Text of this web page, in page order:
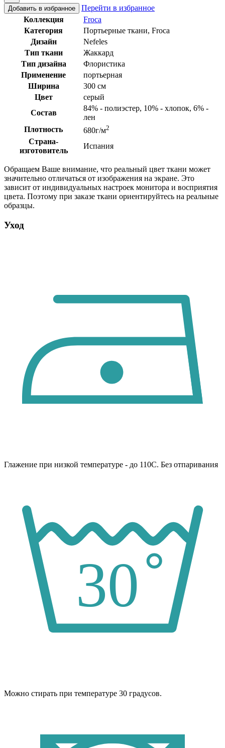
Добавить в избранное
Перейти в избранное
Коллекция
Froca
Категория
Портьерные ткани, Froca
Дизайн
Nefeles
Тип ткани
Жаккард
Тип дизайна
Флористика
Применение
портьерная
Ширина
300 см
Цвет
серый
Состав
84% - полиэстер, 10% - хлопок, 6% -
лен
Плотность
680г/м2
Страна-
изготовитель
Испания
Обращаем Ваше внимание, что реальный цвет ткани может
значительно отличаться от изображения на экране. Это
зависит от индивидуальных настроек монитора и восприятия
цвета. Поэтому при заказе ткани ориентируйтесь на реальные
образцы.
Уход
Глажение при низкой температуре - до 110С. Без отпаривания
Можно стирать при температуре 30 градусов.